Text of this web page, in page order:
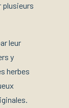
plusieurs
leur
y
herbes